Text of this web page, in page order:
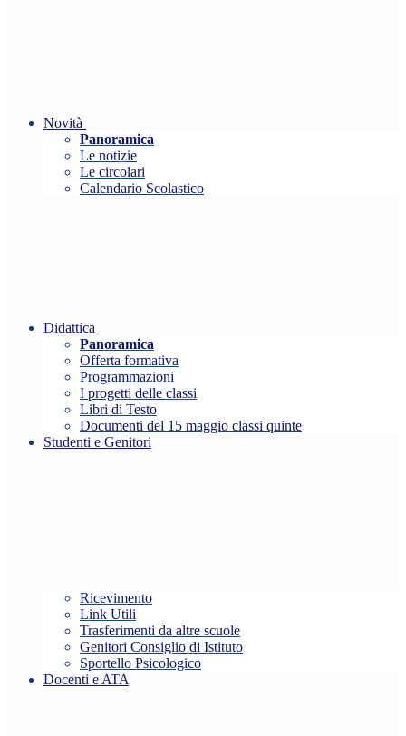
Novità
Panoramica
Le notizie
Le circolari
Calendario Scolastico
Didattica
Panoramica
Offerta formativa
Programmazioni
I progetti delle classi
Libri di Testo
Documenti del 15 maggio classi quinte
Studenti e Genitori
Ricevimento
Link Utili
Trasferimenti da altre scuole
Genitori Consiglio di Istituto
Sportello Psicologico
Docenti e ATA